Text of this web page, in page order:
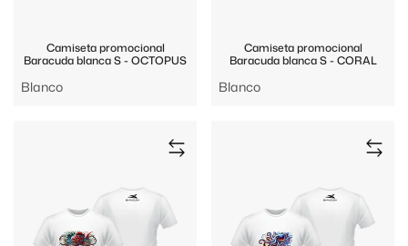
Camiseta promocional
Baracuda blanca S - OCTOPUS
Blanco
Camiseta promocional
Baracuda blanca S - CORAL
Blanco